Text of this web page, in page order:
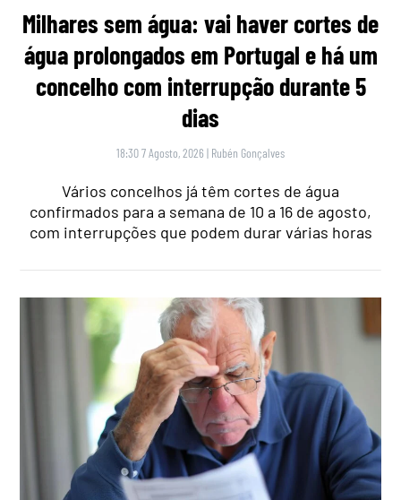
Milhares sem água: vai haver cortes de
água prolongados em Portugal e há um
concelho com interrupção durante 5
dias
18:30 7 Agosto, 2026 | Rubén Gonçalves
Vários concelhos já têm cortes de água
confirmados para a semana de 10 a 16 de agosto,
com interrupções que podem durar várias horas